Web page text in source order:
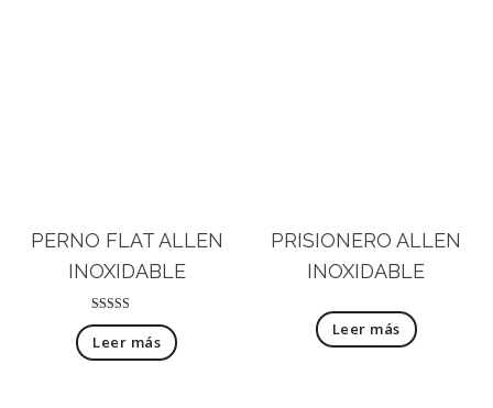
PERNO FLAT ALLEN
INOXIDABLE
Valorado con
5.00
de 5
Leer más
PRISIONERO ALLEN
INOXIDABLE
Leer más